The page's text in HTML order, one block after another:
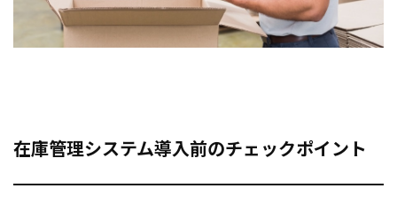
在庫管理システム導入前のチェックポイント